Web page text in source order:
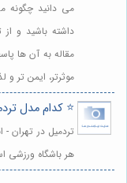
می دانید چگونه
داشته باشید و
مقاله به آن ها
موثرتر، ایمن تر
⭐️ کدام مدل
تردمیل در تهران
هر باشگاه